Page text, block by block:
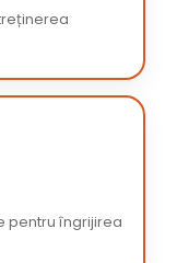
pentru îngrijirea